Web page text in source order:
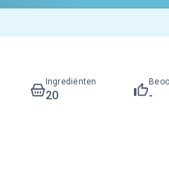
Ingrediënten
20 -